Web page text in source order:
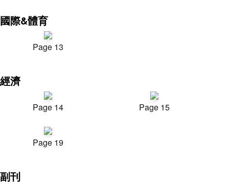
國際&體育
Page 13
經濟
Page 14 Page 15
Page 19
副刊